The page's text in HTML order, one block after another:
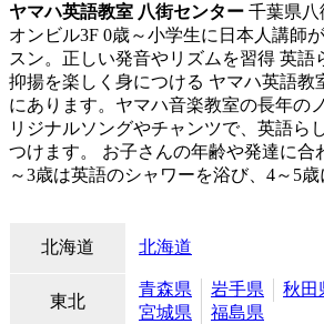
ヤマハ英語教室 八街センター 千葉県八
オンビル3F 0歳～小学生に日本人講師
スン。正しい発音やリズムを習得 英語
抑揚を楽しく身につける ヤマハ英語教
にあります。ヤマハ音楽教室の長年の
リジナルソングやチャンツで、英語ら
つけます。 お子さんの年齢や発達に合
～3歳は英語のシャワーを浴び、4～5歳
北海道 北海道
東北
青森県 岩手県 秋田
宮城県
福島県